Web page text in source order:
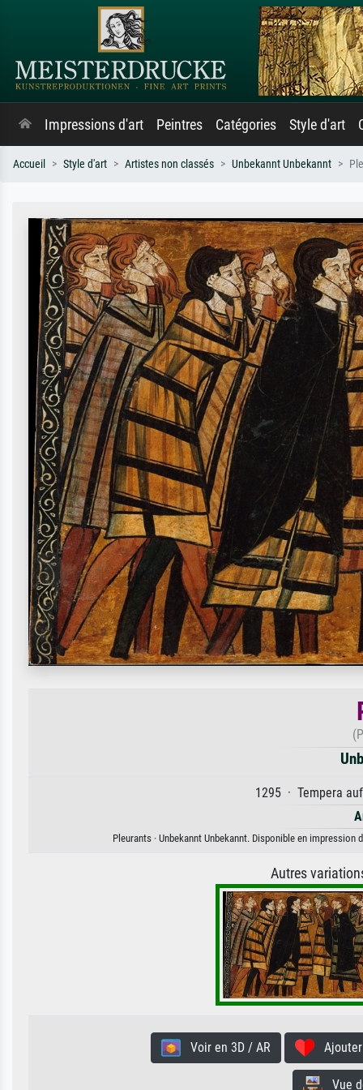
Impressions d'art Peintres Catégories Style d'art
Accueil Style d'art Artistes non classés Unbekannt Unbekannt
1295 · Tempera
Pleurants · Unbekannt Unbekannt. Disponible en
Autres
Voir en 3D / AR
Vue